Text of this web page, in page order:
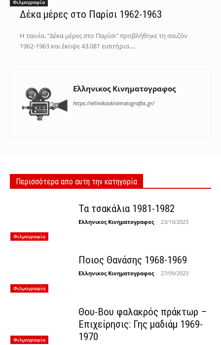
Φιλμογραφία
Δέκα μέρες στο Παρίσι 1962-1963
Η ταινία, "Δέκα μέρες στο Παρίσι" προβλήθηκε τη σαιζόν
1962-1963 και έκοψε 43.081 εισιτήρια....
Ελληνικος Κινηματογραφος
https://ellinikoskinimatografos.gr/
Περισσότερα απο αυτη την κατηγορία
Φιλμογραφία
Τα τσακάλια 1981-1982
Ελληνικος Κινηματογραφος - 23/10/2023
Φιλμογραφία
Ποιος Θανάσης 1968-1969
Ελληνικος Κινηματογραφος - 27/09/2023
Φιλμογραφία
Θου-Βου φαλακρός πράκτωρ –
Επιχείρησις: Γης μαδιάμ 1969-
1970